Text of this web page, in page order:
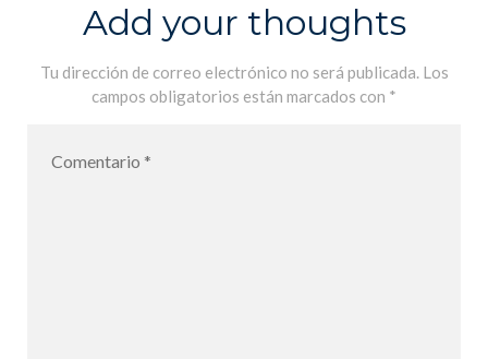
Add your thoughts
Tu dirección de correo electrónico no será publicada. Los
campos obligatorios están marcados con *